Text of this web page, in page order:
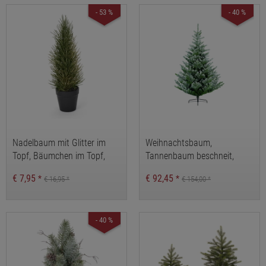
- 53 %
Nadelbaum mit Glitter im
Topf, Bäumchen im Topf,
Dekobaum,
€ 7,95 * € 16,95*
- 40 %
Weihnachtsbaum,
Tannenbaum beschneit,
Weihnachtsbaum,
€ 92,45 * € 154,00*
- 40 %